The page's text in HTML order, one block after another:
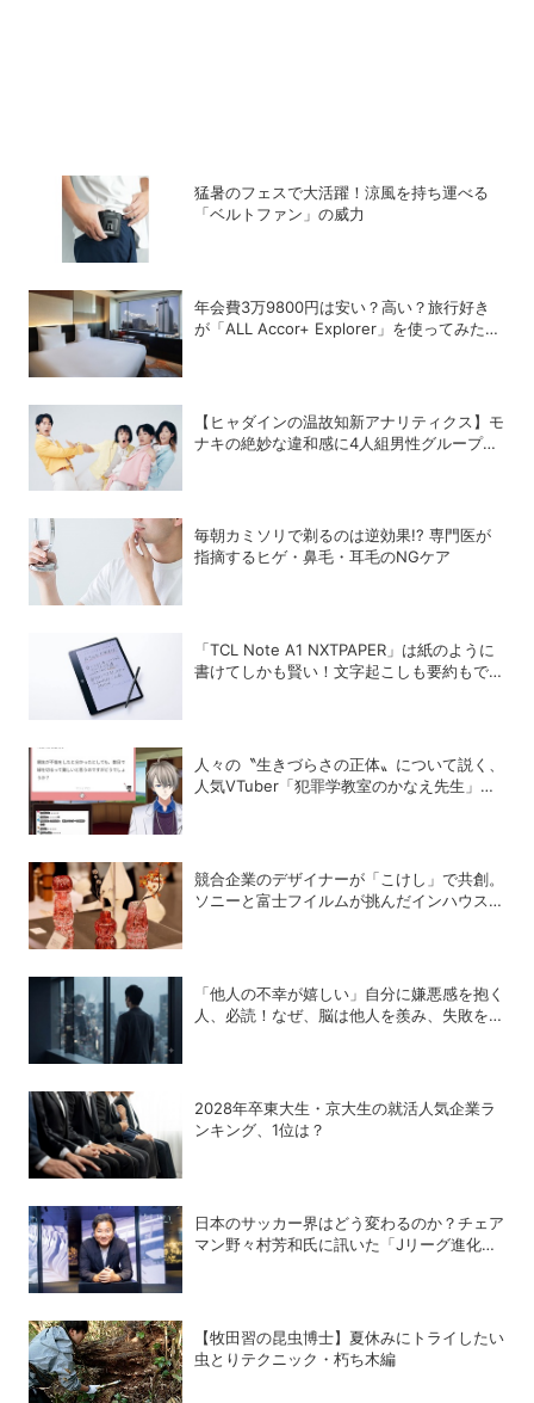
猛暑のフェスで大活躍！涼風を持ち運べる
「ベルトファン」の威力
年会費3万9800円は安い？高い？旅行好き
が「ALL Accor+ Explorer」を使ってみたら
【ヒャダインの温故知新アナリティクス】モ
ナキの絶妙な違和感に4人組男性グループの
毎朝カミソリで剃るのは逆効果!? 専門医が
指摘するヒゲ・鼻毛・耳毛のNGケア
「TCL Note A1 NXTPAPER」は紙のように
書けてしかも賢い！文字起こしも要約もでき
人々の〝生きづらさの正体〟について説く、
人気VTuber「犯罪学教室のかなえ先生」の
競合企業のデザイナーが「こけし」で共創。
ソニーと富士フイルムが挑んだインハウスデ
「他人の不幸が嬉しい」自分に嫌悪感を抱く
人、必読！なぜ、脳は他人を羨み、失敗を喜
2028年卒東大生・京大生の就活人気企業ラ
ンキング、1位は？
日本のサッカー界はどう変わるのか？チェア
マン野々村芳和氏に訊いた「Jリーグ進化の
【牧田習の昆虫博士】夏休みにトライしたい
虫とりテクニック・朽ち木編